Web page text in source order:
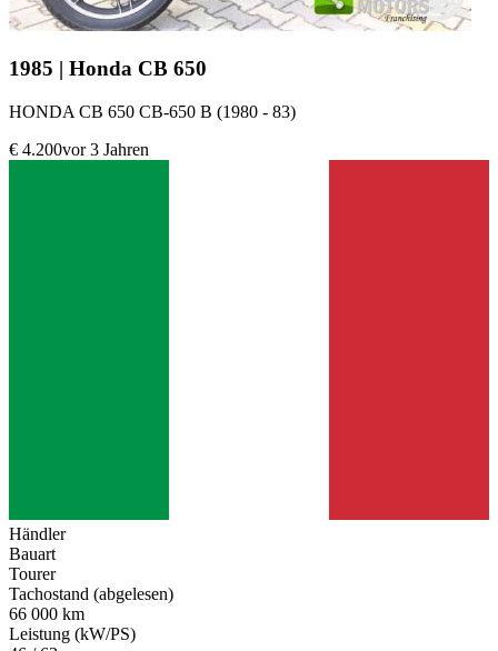
1985 | Honda CB 650
HONDA CB 650 CB-650 B (1980 - 83)
€ 4.200vor 3 Jahren
Händler
Bauart
Tourer
Tachostand (abgelesen)
66 000 km
Leistung (kW/PS)